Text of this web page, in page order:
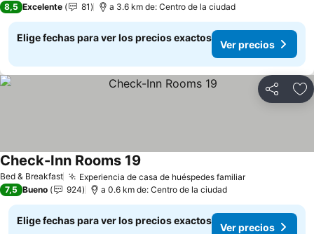
8,5 Excelente 81 a 3.6 km de: Centro de la ciudad
Elige fechas para ver los precios exactos
Ver precios
Compartir
Bed & Breakfast Experiencia de casa de huéspedes familiar
Check-Inn Rooms 19
7,5 Bueno 924 a 0.6 km de: Centro de la ciudad
Elige fechas para ver los precios exactos
Ver precios